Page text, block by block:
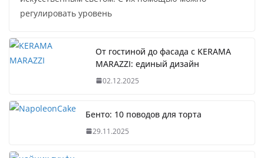
регулировать уровень
От гостиной до фасада с KERAMA
MARAZZI: единый дизайн
02.12.2025
Бенто: 10 поводов для торта
29.11.2025